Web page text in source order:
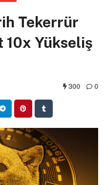
Tekerrür
10x Yükseliş
300 0